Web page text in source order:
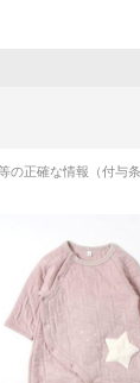
の正確な情報（付与